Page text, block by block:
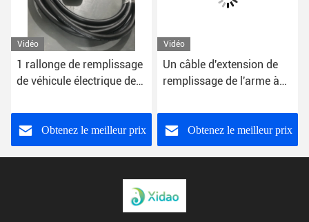
Vidéo
1 rallonge de remplissage
de véhicule électrique de
phase EV
Obtenez le meilleur prix
Vidéo
Un câble d'extension de
remplissage de l'arme à
la phase EV
Obtenez le meilleur prix